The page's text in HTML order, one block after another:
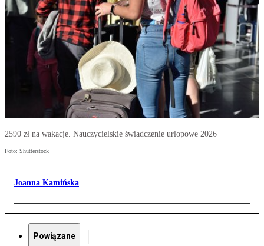
2590 zł na wakacje. Nauczycielskie świadczenie urlopowe 2026
Foto: Shutterstock
Joanna Kamińska
Powiązane